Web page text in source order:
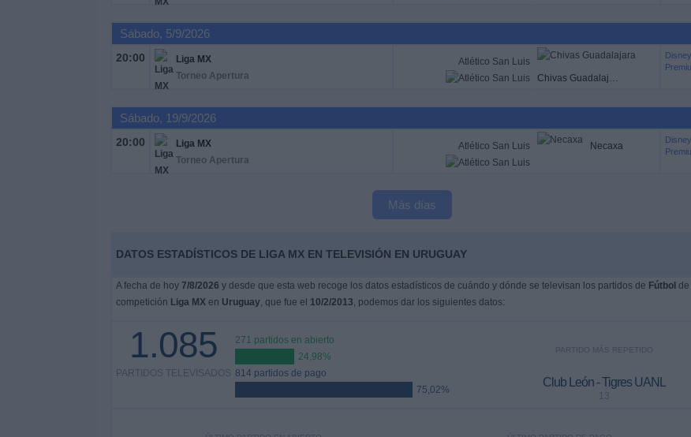
Sábado, 5/9/2026
20:00
Liga MX
Torneo Apertura
Atlético San Luis
Chivas Guadalajara
Sábado, 19/9/2026
20:00
Liga MX
Torneo Apertura
Atlético San Luis Necaxa
Más días
DATOS ESTADÍSTICOS DE LIGA MX EN TELEVISIÓN EN URUGUAY
A fecha de hoy 7/8/2026 y desde que esta web recoge los datos estadísticos de cuándo y dónde se televisan los partidos de Fútbol de
competición Liga MXen Uruguay, que fue el 10/2/2013, podemos dar los siguientes datos:
1.085
PARTIDOS TELEVISADOS
271 partidos en abierto
24,98%
814 partidos de pago
75,02%
PARTIDO MÁS REPETIDO
Club León - Tigres UANL
13